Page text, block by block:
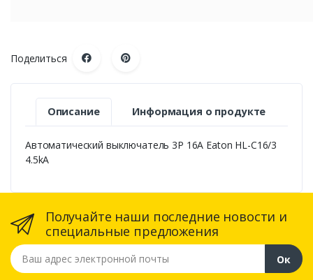
Поделиться
Описание Информация о продукте
Автоматический выключатель 3P 16A Eaton HL-C16/3
4.5kA
Получайте наши последние новости и
специальные предложения
Ваш адрес электронной почты
Ок